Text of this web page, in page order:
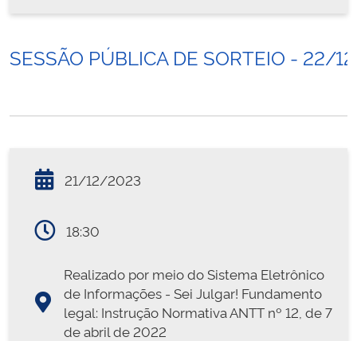
SESSÃO PÚBLICA DE SORTEIO - 22/
21/12/2023
18:30
Realizado por meio do Sistema Eletrônico
de Informações - Sei Julgar! Fundamento
legal: Instrução Normativa ANTT nº 12, de 7
de abril de 2022